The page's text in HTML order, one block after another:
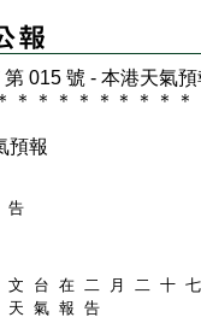
第 015 號 - 本港天氣
＊ ＊ ＊ ＊ ＊ ＊ ＊ ＊ ＊ ＊
預報
告
文 台 在 二 月 二 十
天 氣 報 告